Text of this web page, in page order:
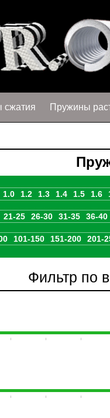
сжатия Пружины
1.0 1.2 1.3 1.4 1.5 1.6
21-25 26-30 31-35 36-40
101-150 151-200 201-
Фильтр по